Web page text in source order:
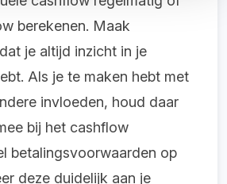
berekenen. Maak
je altijd inzicht in je
Als je te maken hebt met
invloeden, houd daar
bij het cashflow
betalingsvoorwaarden op
deze duidelijk aan je